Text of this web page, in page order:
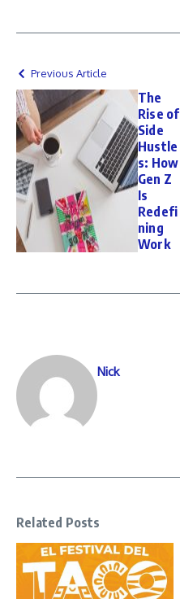
Previous Article
The
Rise of
Side
Hustle
s: How
Gen Z
Is
Redefi
ning
Work
Nick
Related Posts